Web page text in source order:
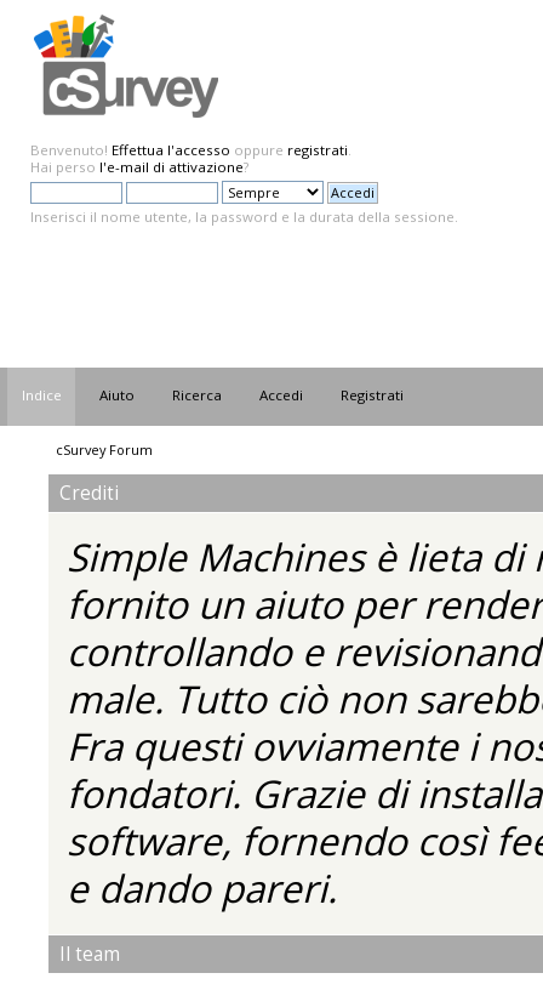
Benvenuto! Effettua l'accesso oppure registrati.
Hai perso l'e-mail di attivazione?
Inserisci il nome utente, la password e la durata della sessione.
Indice Aiuto Ricerca Accedi Registrati
cSurvey Forum
Crediti
Simple Machines è lieta
fornito un aiuto per
controllando e
male. Tutto ciò non
Fra questi ovviamente i
fondatori. Grazie di
software, fornendo così
e dando pareri.
Il team